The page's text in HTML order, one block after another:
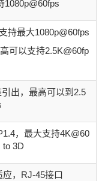
1080p@60fps
持最大1080p@60fps
可以支持2.5K@60fp
出，最高可以到2.5
，最大支持4K@60
to 3D
应，RJ-45接口